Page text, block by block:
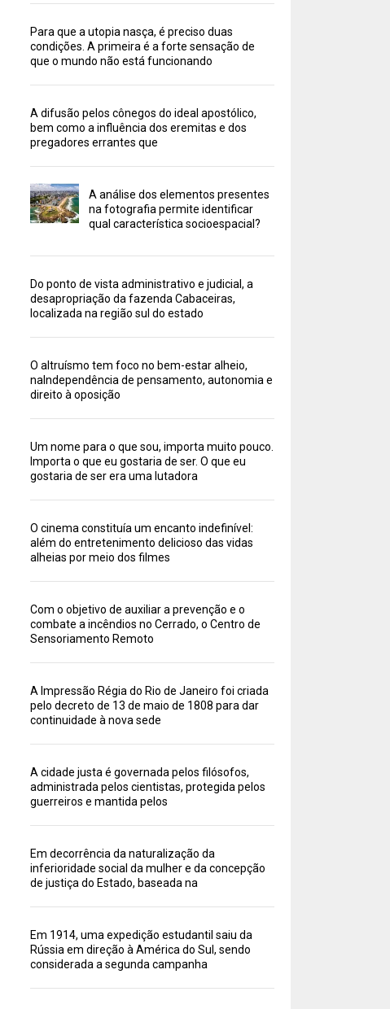
Para que a utopia nasça, é preciso duas
condições. A primeira é a forte sensação de
que o mundo não está funcionando
A difusão pelos cônegos do ideal apostólico,
bem como a influência dos eremitas e dos
pregadores errantes que
A análise dos elementos presentes
na fotografia permite identificar
qual característica socioespacial?
Do ponto de vista administrativo e judicial, a
desapropriação da fazenda Cabaceiras,
localizada na região sul do estado
O altruísmo tem foco no bem-estar alheio,
naIndependência de pensamento, autonomia e
direito à oposição
Um nome para o que sou, importa muito pouco.
Importa o que eu gostaria de ser. O que eu
gostaria de ser era uma lutadora
O cinema constituía um encanto indefinível:
além do entretenimento delicioso das vidas
alheias por meio dos filmes
Com o objetivo de auxiliar a prevenção e o
combate a incêndios no Cerrado, o Centro de
Sensoriamento Remoto
A Impressão Régia do Rio de Janeiro foi criada
pelo decreto de 13 de maio de 1808 para dar
continuidade à nova sede
A cidade justa é governada pelos filósofos,
administrada pelos cientistas, protegida pelos
guerreiros e mantida pelos
Em decorrência da naturalização da
inferioridade social da mulher e da concepção
de justiça do Estado, baseada na
Em 1914, uma expedição estudantil saiu da
Rússia em direção à América do Sul, sendo
considerada a segunda campanha